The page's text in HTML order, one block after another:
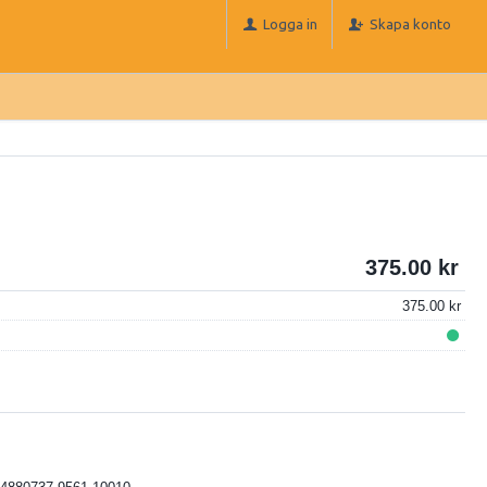
Logga in Skapa konto
375.00
375.00